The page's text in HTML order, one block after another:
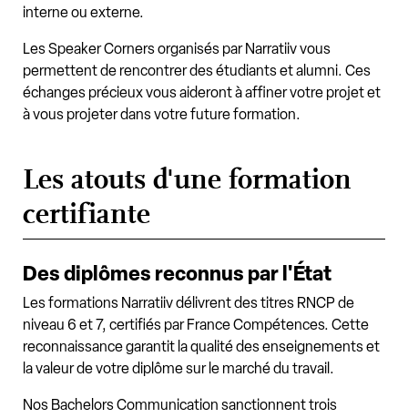
interne ou externe.
Les Speaker Corners organisés par Narratiiv vous
permettent de rencontrer des étudiants et alumni. Ces
échanges précieux vous aideront à affiner votre projet et
à vous projeter dans votre future formation.
Les atouts d'une formation
certifiante
Des diplômes reconnus par l'État
Les formations Narratiiv délivrent des titres RNCP de
niveau 6 et 7, certifiés par France Compétences. Cette
reconnaissance garantit la qualité des enseignements et
la valeur de votre diplôme sur le marché du travail.
Nos Bachelors Communication sanctionnent trois